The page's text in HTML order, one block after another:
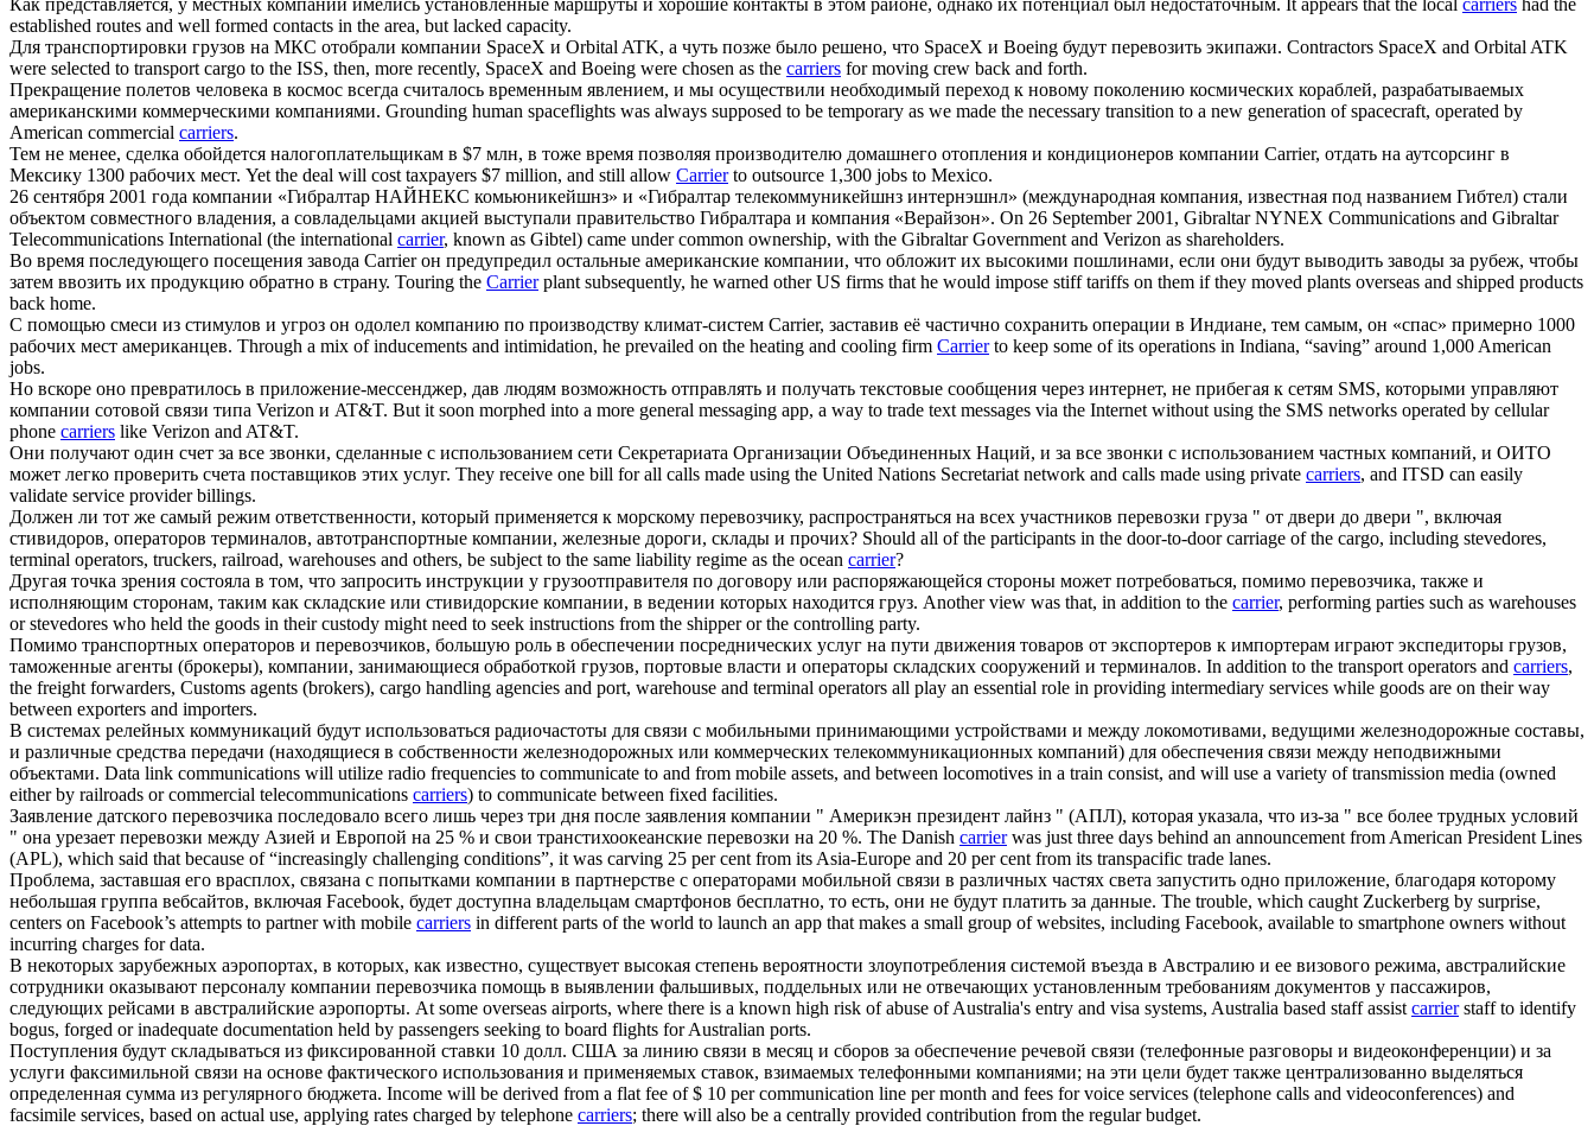
established routes and well formed contacts in the area, but lacked capacity.
Для транспортировки грузов на МКС отобрали компании SpaceX и Orbital ATK, а чуть позже было решено, что SpaceX и Boeing будут перевозить экипажи. Contractors SpaceX and Orbital ATK
were selected to transport cargo to the ISS, then, more recently, SpaceX and Boeing were chosen as the carriers for moving crew back and forth.
Прекращение полетов человека в космос всегда считалось временным явлением, и мы осуществили необходимый переход к новому поколению космических кораблей, разрабатываемых
американскими коммерческими компаниями. Grounding human spaceflights was always supposed to be temporary as we made the necessary transition to a new generation of spacecraft, operated by
American commercial carriers.
Тем не менее, сделка обойдется налогоплательщикам в $7 млн, в тоже время позволяя производителю домашнего отопления и кондиционеров компании Carrier, отдать на аутсорсинг в
Мексику 1300 рабочих мест. Yet the deal will cost taxpayers $7 million, and still allow Carrierto outsource 1,300 jobs to Mexico.
26 сентября 2001 года компании «Гибралтар НАЙНЕКС комьюникейшнз» и «Гибралтар телекоммуникейшнз интернэшнл» (международная компания, известная под названием Гибтел) стали
объектом совместного владения, а совладельцами акцией выступали правительство Гибралтара и компания «Верайзон». On 26 September 2001, Gibraltar NYNEX Communications and Gibraltar
Telecommunications International (the international carrier, known as Gibtel) came under common ownership, with the Gibraltar Government and Verizon as shareholders.
Во время последующего посещения завода Carrier он предупредил остальные американские компании, что обложит их высокими пошлинами, если они будут выводить заводы за рубеж, чтобы
затем ввозить их продукцию обратно в страну. Touring the Carrierplant subsequently, he warned other US firms that he would impose stiff tariffs on them if they moved plants overseas and shipped products
back home.
С помощью смеси из стимулов и угроз он одолел компанию по производству климат-систем Carrier, заставив её частично сохранить операции в Индиане, тем самым, он «спас» примерно 1000
рабочих мест американцев. Through a mix of inducements and intimidation, he prevailed on the heating and cooling firm Carrierto keep some of its operations in Indiana, “saving” around 1,000 American
jobs.
Но вскоре оно превратилось в приложение-мессенджер, дав людям возможность отправлять и получать текстовые сообщения через интернет, не прибегая к сетям SMS, которыми управляют
компании сотовой связи типа Verizon и AT&T. But it soon morphed into a more general messaging app, a way to trade text messages via the Internet without using the SMS networks operated by cellular
phone carriers like Verizon and AT&T.
Они получают один счет за все звонки, сделанные с использованием сети Секретариата Организации Объединенных Наций, и за все звонки с использованием частных компаний, и ОИТО
может легко проверить счета поставщиков этих услуг. They receive one bill for all calls made using the United Nations Secretariat network and calls made using private carriers, and ITSD can easily
validate service provider billings.
Должен ли тот же самый режим ответственности, который применяется к морскому перевозчику, распространяться на всех участников перевозки груза " от двери до двери ", включая
стивидоров, операторов терминалов, автотранспортные компании, железные дороги, склады и прочих? Should all of the participants in the door-to-door carriage of the cargo, including stevedores,
terminal operators, truckers, railroad, warehouses and others, be subject to the same liability regime as the ocean carrier?
Другая точка зрения состояла в том, что запросить инструкции у грузоотправителя по договору или распоряжающейся стороны может потребоваться, помимо перевозчика, также и
исполняющим сторонам, таким как складские или стивидорские компании, в ведении которых находится груз. Another view was that, in addition to the carrier, performing parties such as warehouses
or stevedores who held the goods in their custody might need to seek instructions from the shipper or the controlling party.
Помимо транспортных операторов и перевозчиков, большую роль в обеспечении посреднических услуг на пути движения товаров от экспортеров к импортерам играют экспедиторы грузов,
таможенные агенты (брокеры), компании, занимающиеся обработкой грузов, портовые власти и операторы складских сооружений и терминалов. In addition to the transport operators and carriers,
the freight forwarders, Customs agents (brokers), cargo handling agencies and port, warehouse and terminal operators all play an essential role in providing intermediary services while goods are on their way
between exporters and importers.
В системах релейных коммуникаций будут использоваться радиочастоты для связи с мобильными принимающими устройствами и между локомотивами, ведущими железнодорожные составы,
и различные средства передачи (находящиеся в собственности железнодорожных или коммерческих телекоммуникационных компаний) для обеспечения связи между неподвижными
объектами. Data link communications will utilize radio frequencies to communicate to and from mobile assets, and between locomotives in a train consist, and will use a variety of transmission media (owned
either by railroads or commercial telecommunications carriers) to communicate between fixed facilities.
Заявление датского перевозчика последовало всего лишь через три дня после заявления компании " Америкэн президент лайнз " (АПЛ), которая указала, что из-за " все более трудных условий
" она урезает перевозки между Азией и Европой на 25 % и свои транстихоокеанские перевозки на 20 %. The Danish carrierwas just three days behind an announcement from American President Lines
(APL), which said that because of “increasingly challenging conditions”, it was carving 25 per cent from its Asia-Europe and 20 per cent from its transpacific trade lanes.
Проблема, заставшая его врасплох, связана с попытками компании в партнерстве с операторами мобильной связи в различных частях света запустить одно приложение, благодаря которому
небольшая группа вебсайтов, включая Facebook, будет доступна владельцам смартфонов бесплатно, то есть, они не будут платить за данные. The trouble, which caught Zuckerberg by surprise,
centers on Facebook’s attempts to partner with mobile carriers in different parts of the world to launch an app that makes a small group of websites, including Facebook, available to smartphone owners without
incurring charges for data.
В некоторых зарубежных аэропортах, в которых, как известно, существует высокая степень вероятности злоупотребления системой въезда в Австралию и ее визового режима, австралийские
сотрудники оказывают персоналу компании перевозчика помощь в выявлении фальшивых, поддельных или не отвечающих установленным требованиям документов у пассажиров,
следующих рейсами в австралийские аэропорты. At some overseas airports, where there is a known high risk of abuse of Australia's entry and visa systems, Australia based staff assist carrierstaff to identify
bogus, forged or inadequate documentation held by passengers seeking to board flights for Australian ports.
Поступления будут складываться из фиксированной ставки 10 долл. США за линию связи в месяц и сборов за обеспечение речевой связи (телефонные разговоры и видеоконференции) и за
услуги факсимильной связи на основе фактического использования и применяемых ставок, взимаемых телефонными компаниями; на эти цели будет также централизованно выделяться
определенная сумма из регулярного бюджета. Income will be derived from a flat fee of $ 10 per communication line per month and fees for voice services (telephone calls and videoconferences) and
facsimile services, based on actual use, applying rates charged by telephone carriers; there will also be a centrally provided contribution from the regular budget.